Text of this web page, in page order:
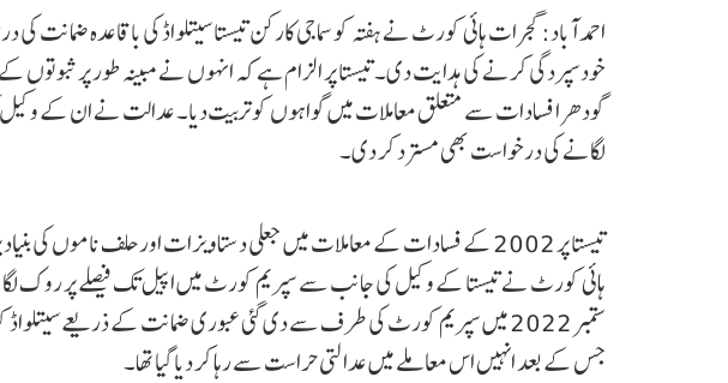
احمد آباد: گجرات ہائی کورٹ نے ہفتہ کو سماجی کارکن تیستا سیتلواڈ کی باقاعدہ
گودھرا فسادات سے متعلق معاملات میں گواہوں کو تربیت دیا۔ عدالت نے ان کے
لگانے کی درخواست بھی مسترد کر دی۔
تیستا پر 2002 کے فسادات کے معاملات میں جعلی دستاویزات اور حلف ناموں کی
ہائی کورٹ نے تیستا کے وکیل کی جانب سے سپریم کورٹ میں اپیل تک فیصلے پر روک
ستمبر 2022 میں سپریم کورٹ کی طرف سے دی گئی عبوری ضمانت کے ذریعے
جس کے بعد انہیں اس معاملے میں عدالتی حراست سے رہا کر دیا گیا تھا۔